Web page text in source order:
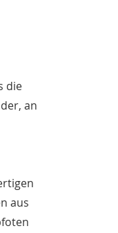
die
an
aus